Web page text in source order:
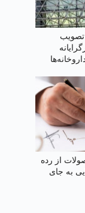
از رده
به جای